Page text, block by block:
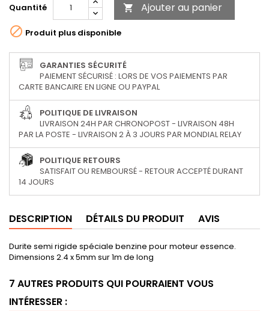
Quantité  Ajouter au panier
 Produit plus disponible
GARANTIES SÉCURITÉ
PAIEMENT SÉCURISÉ : LORS DE VOS PAIEMENTS PAR
CARTE BANCAIRE EN LIGNE OU PAYPAL
POLITIQUE DE LIVRAISON
LIVRAISON 24H PAR CHRONOPOST - LIVRAISON 48H
PAR LA POSTE - LIVRAISON 2 À 3 JOURS PAR MONDIAL RELAY
POLITIQUE RETOURS
SATISFAIT OU REMBOURSÉ - RETOUR ACCEPTÉ DURANT
14 JOURS
DESCRIPTION DÉTAILS DU PRODUIT AVIS
Durite semi rigide spéciale benzine pour moteur essence.
Dimensions 2.4 x 5mm sur 1m de long
7 AUTRES PRODUITS QUI POURRAIENT VOUS
INTÉRESSER :